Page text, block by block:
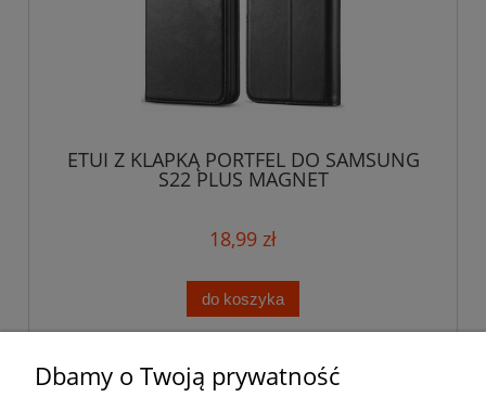
ETUI Z KLAPKĄ PORTFEL DO SAMSUNG
S22 PLUS MAGNET
18,99 zł
do koszyka
Pomoc
Dbamy o Twoją prywatność